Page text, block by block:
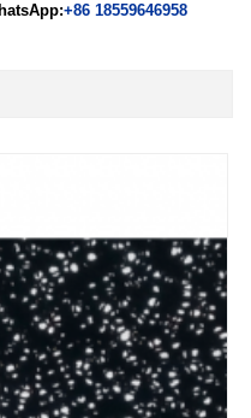
+86 18559646958